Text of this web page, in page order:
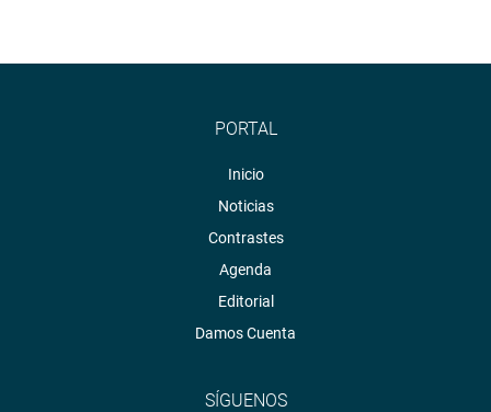
PORTAL
Inicio
Noticias
Contrastes
Agenda
Editorial
Damos Cuenta
SÍGUENOS